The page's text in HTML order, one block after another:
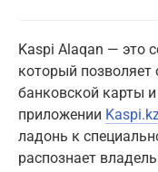
Kaspi Alaqan — это
который позволяет
банковской карты
приложении
ладонь к
распознает